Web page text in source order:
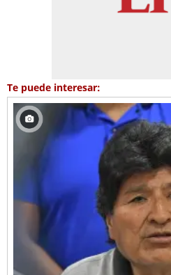
Te puede interesar: